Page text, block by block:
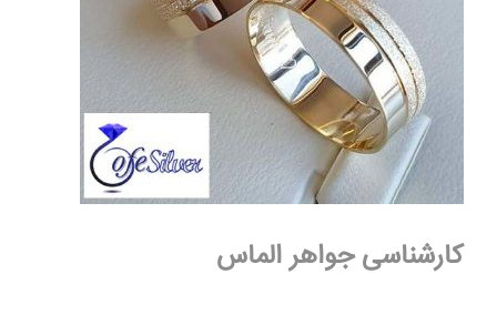
کارشناسی جواهر الماس